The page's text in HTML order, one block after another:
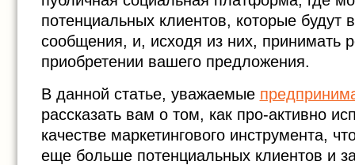
потенциальных клиентов, которые будут
сообщения, и, исходя из них, принимать
приобретении вашего предложения.
В данной статье, уважаемые
рассказать вам о том, как про-активно
качестве маркетингового инструмента,
еще больше потенциальных клиентов и